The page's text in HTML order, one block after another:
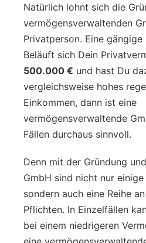
Natürlich lohnt sich die
vermögensverwaltenden
Privatperson. Eine
Beläuft sich Dein
500.000 € und hast Du
vergleichsweise hohes
Einkommen, dann ist eine
vermögensverwaltende
Fällen durchaus sinnvoll.
Denn mit der Gründung
GmbH sind nicht nur
sondern auch eine Reihe
Pflichten. In Einzelfällen
bei einem niedrigeren